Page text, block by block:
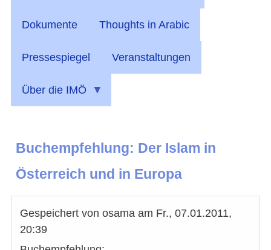
Dokumente Thoughts in Arabic
Pressespiegel Veranstaltungen
Über die IMÖ
Buchempfehlung: Der Islam in
Österreich und in Europa
Gespeichert von osama am Fr., 07.01.2011,
20:39